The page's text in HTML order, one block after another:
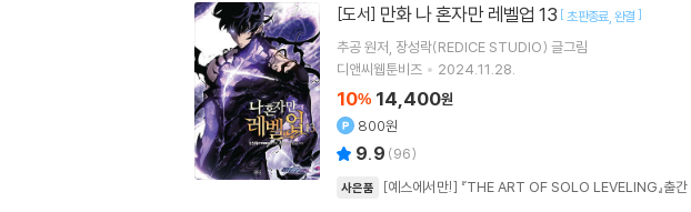
[도서] 만화 나 혼자만 레벨업 13 [초판종료 완결 ]
추공원저 장성락(REDICE STUDIO) 글그림
디앤씨웹툰비즈
2024.11.28.
10% 14,400원
800원
9.9 (96)
사은품 [예스에서만!] 『THE ART OF SOLO LEVELING』출